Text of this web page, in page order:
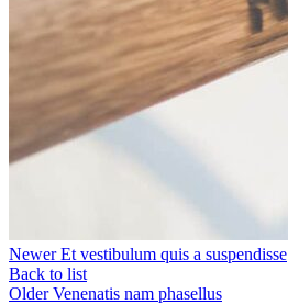
Newer Et vestibulum quis a suspendisse
Back to list
Older Venenatis nam phasellus